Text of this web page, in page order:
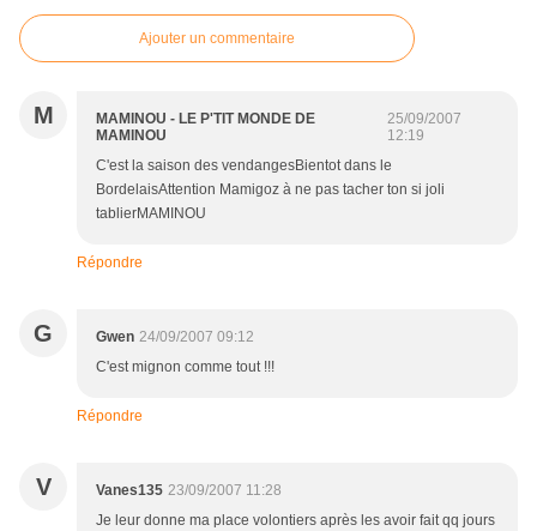
Ajouter un commentaire
M
MAMINOU - LE P'TIT MONDE DE
MAMINOU
25/09/2007
12:19
C'est la saison des vendangesBientot dans le
BordelaisAttention Mamigoz à ne pas tacher ton si joli
tablierMAMINOU
Répondre
G Gwen 24/09/2007 09:12
C'est mignon comme tout !!!
Répondre
V Vanes135 23/09/2007 11:28
Je leur donne ma place volontiers après les avoir fait qq jours